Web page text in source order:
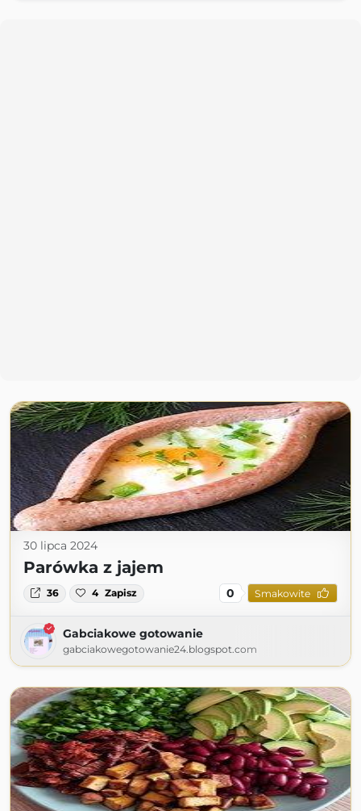
30 lipca 2024
Parówka z jajem
36 4 Zapisz 0 Smakowite
Gabciakowe gotowanie
gabciakowegotowanie24.blogspot.com